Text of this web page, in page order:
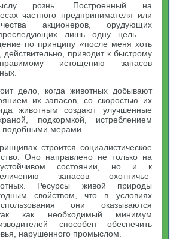
рознь. Построенный на
частного предпринимателя или
акционеров, орудующих
лишь одну цель —
по принципу «после меня хоть
действительно, приводит к быстрому
истощению запасов
дело, когда животных добывают
их запасов, со скоростью их
животным создают улучшенные
подкормкой, истреблением
подобными мерами.
строится социалистическое
Оно направлено не только на
состоянии, но и к
запасов охотничье-
Ресурсы живой природы
свойством, что в условиях
они оказываются
как необходимый минимум
способен обеспечить
нарушенного промыслом.